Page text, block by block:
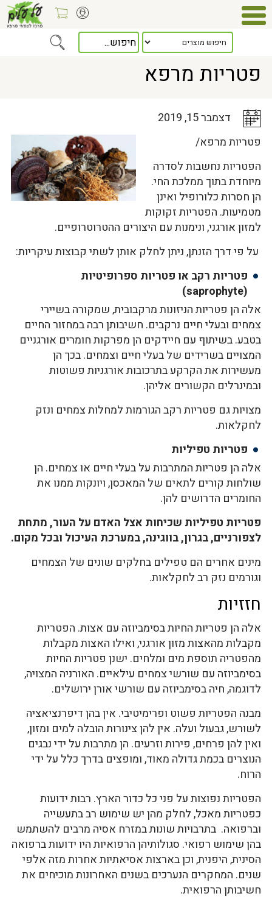
כלל המאמרים> פטריות מרפא
פטריות מרפא
דצמבר 15, 2019
פטריות מרפא/
הפטריות נחשבות לסדרה
מיוחדת בתוך ממלכת החי.
הן חסרות כלורופיל ואינן
מטמיעות. הפטריות זקוקות
למזון אורגני, ונימנות עם היצורים ההטרוטרופיים.
על פי דרך הזנתן, ניתן לחלק אותן לשתי קבוצות עיקריות:
פטריות רקב או פטריות ספרופיטיות
(saprophyte)
אלה הן פטריות הניזונות מרקבובית, שמקורה בשיירי
צמחים ובעלי חיים נרקבים. חשיבותן רבה במחזור החיים
בטבע. בשיתוף עם חיידקים הן מפרקות חומרים אורגניים
המצויים בשרידים של בעלי חיים וצמחים. בכך הן
מעשירות את הקרקע בתרכובות אורגניות פשוטות
ובמינרלים הקשורים אליהן.
מצויות גם פטריות רקב הגורמות למחלות צמחים ונזק
לחקלאות.
פטריות טפיליות
אלה הן פטריות המתרבות על בעלי חיים או צמחים. הן
שולחות קורים לתאים של המאכסן, ויונקות ממנו את
החומרים הדרושים להן.
פטריות טפיליות שכיחות אצל האדם על העור, מתחת
לצפורניים, בגרון, בווגינה, במערכת העיכול ובכל מקום.
מינים אחרים הם טפילים בחלקים שונים של הצמחים
וגורמים נזק רב לחקלאות.
חזזיות
אלה הן פטריות החיות בסימביוזה עם אצות. הפטריות
מקבלות מהאצות מזון אורגני, ואילו האצות מקבלות
מהפטריה תוספת מים ומלחים. ישנן פטריות החיות
בסימביוזה עם שורשי צמחים עילאיים. האורניה המצויה,
לדוגמה, חיה בסימביוזה עם שורשי אורן ירושלים.
מבנה הפטריות פשוט ופרימיטיבי. אין בהן דיפרנציאציה
לשורש, גבעול ועלה. אין להן צינורות הובלה למים ומזון,
ואין להן פרחים, פירות וזרעים. הן מתרבות על ידי נבגים
הנוצרים בכמת גדולה מאוד, ומופצים בדרך כלל על ידי
הרוח.
הפטריות נפוצות על פני כל כדור הארץ. רבות ידועות
כפטריות מאכל, לחלק מהן יש שימוש רב בתעשייה
וברפואה. בתרבויות שונות במזרח אסיה מרבים להשתמש
בהן שימוש רפואי. סגולותיהן הרפואיות היו ידועות ברפואה
הסינית, היפנית, וכן בארצות אסיאתיות אחרות מזה אלפי
שנים. המחקרים הנערכים בשנים האחרונות מוכיחים את
חשיבותן הרפואית.